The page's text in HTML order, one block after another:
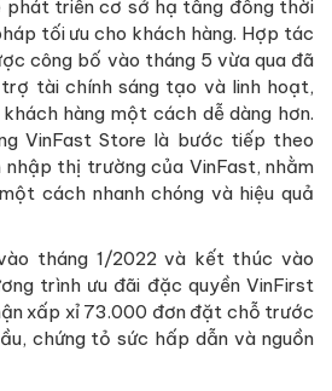
phát triển cơ sở hạ tầng đồng thời
tối ưu cho khách hàng. Hợp tác
công bố vào tháng 5 vừa qua đã
tài chính sáng tạo và linh hoạt,
hàng một cách dễ dàng hơn.
VinFast Store là bước tiếp theo
thị trường của VinFast, nhằm
cách nhanh chóng và hiệu quả
tháng 1/2022 và kết thúc vào
trình ưu đãi đặc quyền VinFirst
xấp xỉ 73.000 đơn đặt chỗ trước
chứng tỏ sức hấp dẫn và nguồn